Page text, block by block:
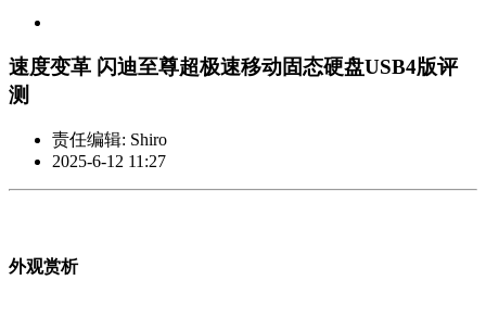
速度变革 闪迪至尊超极速移动固态硬盘USB4版评
测
责任编辑: Shiro
2025-6-12 11:27
外观赏析